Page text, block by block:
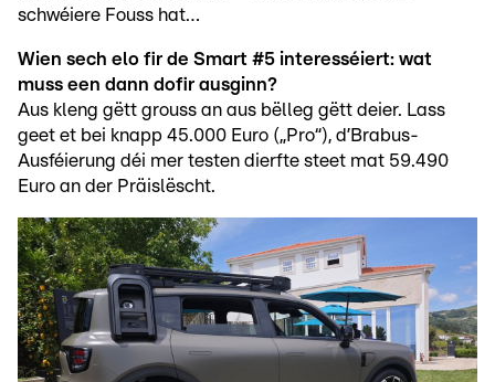
schwéiere Fouss hat…
Wien sech elo fir de Smart #5 interesséiert: wat
muss een dann dofir ausginn?
Aus kleng gëtt grouss an aus bëlleg gëtt deier. Lass
geet et bei knapp 45.000 Euro („Pro“), d’Brabus-
Ausféierung déi mer testen dierfte steet mat 59.490
Euro an der Präislëscht.